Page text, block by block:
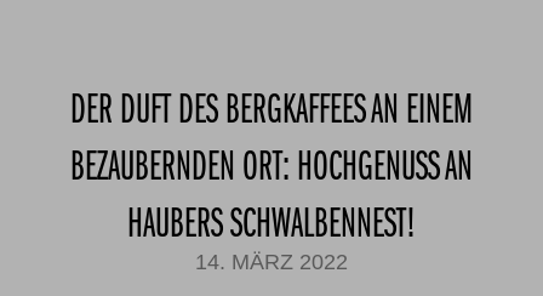
DER DUFT DES BERGKAFFEES AN EINEM
BEZAUBERNDEN ORT: HOCHGENUSS AN
HAUBERS SCHWALBENNEST!
14. MÄRZ 2022